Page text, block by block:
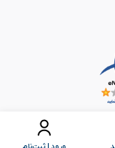
مقاصد غیر تجاری و با ذکر